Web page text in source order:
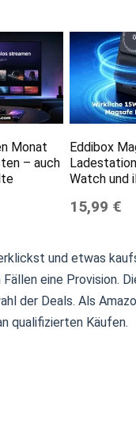
Monat
– auch
Eddibox
Watch und
15,99 €
und etwas
Fällen eine Provision.
der Deals. Als
qualifizierten Käufen.